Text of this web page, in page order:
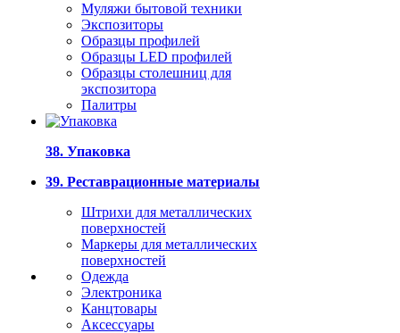
Муляжи бытовой техники
Экспозиторы
Образцы профилей
Образцы LED профилей
Образцы столешниц для
экспозитора
Палитры
38. Упаковка
39. Реставрационные материалы
Штрихи для металлических
поверхностей
Маркеры для металлических
поверхностей
Одежда
Электроника
Канцтовары
Аксессуары